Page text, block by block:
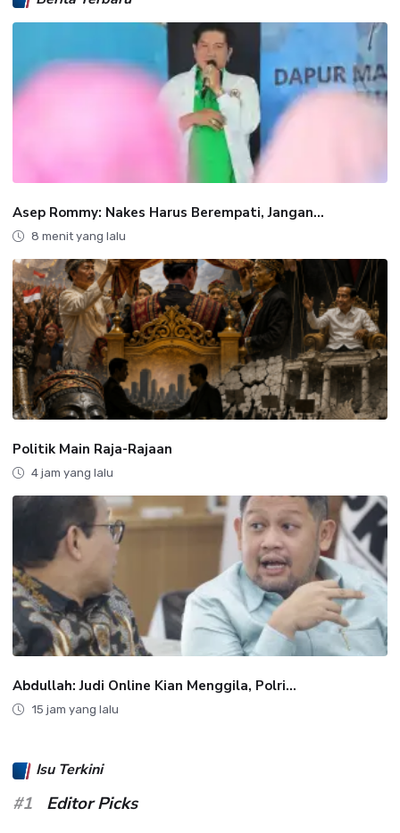
Asep Rommy: Nakes Harus Berempati, Jangan...
8 menit yang lalu
Politik Main Raja-Rajaan
4 jam yang lalu
Abdullah: Judi Online Kian Menggila, Polri...
15 jam yang lalu
Isu Terkini
#1
Editor Picks